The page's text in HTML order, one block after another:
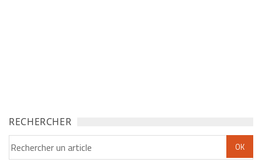
RECHERCHER